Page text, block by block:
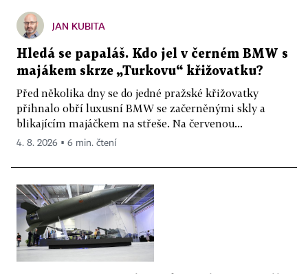
JAN KUBITA
Hledá se papaláš. Kdo jel v černém BMW s
majákem skrze „Turkovu“ křižovatku?
Před několika dny se do jedné pražské křižovatky
přihnalo obří luxusní BMW se začerněnými skly a
blikajícím majáčkem na střeše. Na červenou...
4. 8. 2026 ▪ 6 min. čtení